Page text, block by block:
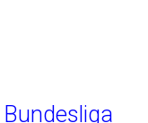
Bundesliga